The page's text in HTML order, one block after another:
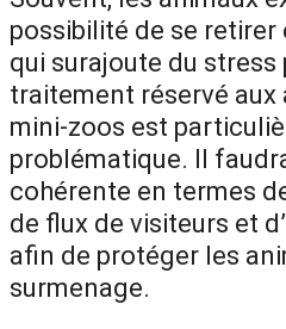
possibilité de se retirer
qui surajoute du stress
traitement réservé aux
mini-zoos est
problématique. Il
cohérente en termes
de flux de visiteurs et
afin de protéger les
surmenage.